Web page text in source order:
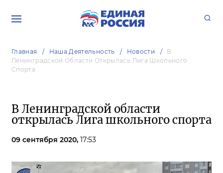
Главная Наша Деятельность Новости
В
Ленинградской Области Открылась Лига Школьного
Спорта
В Ленинградской области
открылась Лига школьного спорта
09 сентября 2020, 17:53